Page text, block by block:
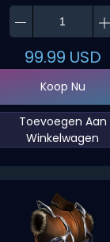
99.99 USD
Koop Nu
‌Toevoegen Aan
Winkelwagen‌